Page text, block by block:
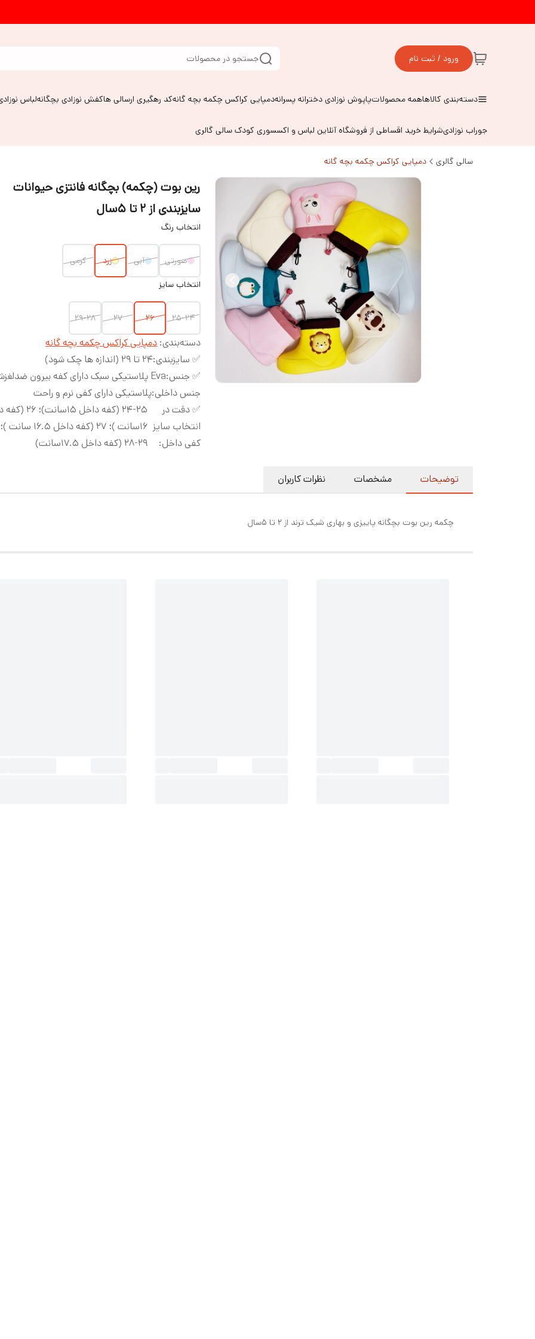
ورود / ثبت نام جستجو در محصولات
دسته‌بندی کالاهاهمه محصولاتپاپوش نوزادی دخترانه پسرانهدمپایی کراکس چکمه بچه گانهکد رهگیری ارسالی هاکفش نوزادی بچگانهلباس
جوراب نوزادیشرایط خرید اقساطی از فروشگاه آنلاین لباس و اکسسوری کودک سالی گالری
سالی گالری دمپایی کراکس چکمه بچه گانه
رین بوت (چکمه) بچگانه فانتزی حیوانات
سایزبندی از ۲ تا ۵سال
انتخاب رنگ
صورتی آبی زرد
کرمی
انتخاب سایز
۲۵-۲۴ ۲۶ ۲۷ ۲۹-۲۸
دسته‌بندی:دمپایی کراکس چکمه بچه گانه
✅ سایزبندی:۲۴ تا ۲۹ (اندازه ها چک شود)
✅ جنس:Eva پلاستیکی سبک دارای کفه بیرون ضدلغزش
جنس داخلی:پلاستیکی دارای کفی نرم و راحت
✅ دقت در
انتخاب سایز
کفی داخل:
۲۴-۲۵ (کفه داخل
۱۶سانت )؛ ۲۷ (کفه داخل ۱۶.۵ سانت )؛
۲۹-۲۸ (کفه داخل ۱۷.۵سانت)
توضیحات مشخصات نظرات کاربران
چکمه رین بوت بچگانه پاییزی و بهاری شیک ترند از ۲ تا ۵سال